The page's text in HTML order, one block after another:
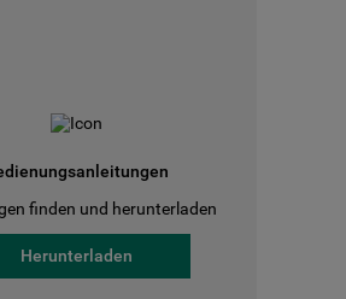
finden und herunterladen
Herunterladen